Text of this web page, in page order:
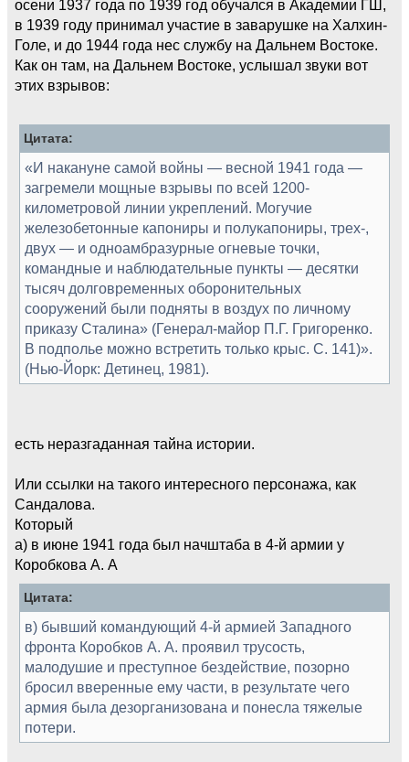
осени 1937 года по 1939 год обучался в Академии ГШ,
в 1939 году принимал участие в заварушке на Халхин-
Голе, и до 1944 года нес службу на Дальнем Востоке.
Как он там, на Дальнем Востоке, услышал звуки вот
этих взрывов:
Цитата:
«И накануне самой войны — весной 1941 года —
загремели мощные взрывы по всей 1200-
километровой линии укреплений. Могучие
железобетонные капониры и полукапониры, трех-,
двух — и одноамбразурные огневые точки,
командные и наблюдательные пункты — десятки
тысяч долговременных оборонительных
сооружений были подняты в воздух по личному
приказу Сталина» (Генерал-майор П.Г. Григоренко.
В подполье можно встретить только крыс. С. 141)».
(Нью-Йорк: Детинец, 1981).
есть неразгаданная тайна истории.
Или ссылки на такого интересного персонажа, как
Сандалова.
Который
а) в июне 1941 года был начштаба в 4-й армии у
Коробкова А. А
Цитата:
в) бывший командующий 4-й армией Западного
фронта Коробков А. А. проявил трусость,
малодушие и преступное бездействие, позорно
бросил вверенные ему части, в результате чего
армия была дезорганизована и понесла тяжелые
потери.